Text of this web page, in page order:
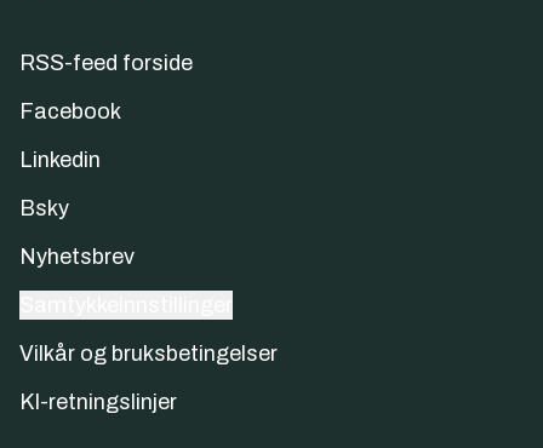
RSS-feed forside
Facebook
Linkedin
Bsky
Nyhetsbrev
Vilkår og bruksbetingelser
KI-retningslinjer